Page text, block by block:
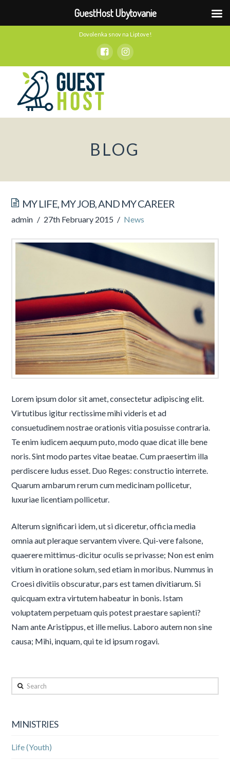
Dovolenka snov na Liptove!
BLOG
MY LIFE, MY JOB, AND MY CAREER
admin 27th February 2015 News
Lorem ipsum dolor sit amet, consectetur adipiscing elit.
Virtutibus igitur rectissime mihi videris et ad
consuetudinem nostrae orationis vitia posuisse contraria.
Te enim iudicem aequum puto, modo quae dicat ille bene
noris. Sint modo partes vitae beatae. Cum praesertim illa
perdiscere ludus esset. Duo Reges: constructio interrete.
Quarum ambarum rerum cum medicinam pollicetur,
luxuriae licentiam pollicetur.
Alterum significari idem, ut si diceretur, officia media
omnia aut pleraque servantem vivere. Qui-vere falsone,
quaerere mittimus-dicitur oculis se privasse; Non est enim
vitium in oratione solum, sed etiam in moribus. Nummus in
Croesi divitiis obscuratur, pars est tamen divitiarum. Si
quicquam extra virtutem habeatur in bonis. Istam
voluptatem perpetuam quis potest praestare sapienti?
Nam ante Aristippus, et ille melius. Laboro autem non sine
causa; Mihi, inquam, qui te id ipsum rogavi.
Search
MINISTRIES
Life (Youth)
GuestHost Ubytovanie